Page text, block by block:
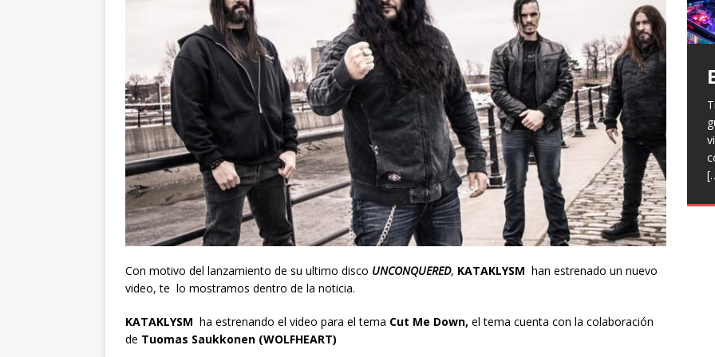
Con motivo del lanzamiento de su ultimo disco UNCONQUERED, KATAKLYSM han estrenado un nuevo
video, te lo mostramos dentro de la noticia.
KATAKLYSM ha estrenando el video para el tema Cut Me Down, el tema cuenta con la colaboración
de Tuomas Saukkonen (WOLFHEART)